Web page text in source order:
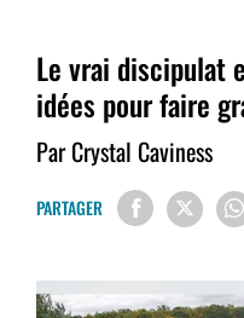
Le vrai discipulat
idées pour faire
Par Crystal Caviness
PARTAGER